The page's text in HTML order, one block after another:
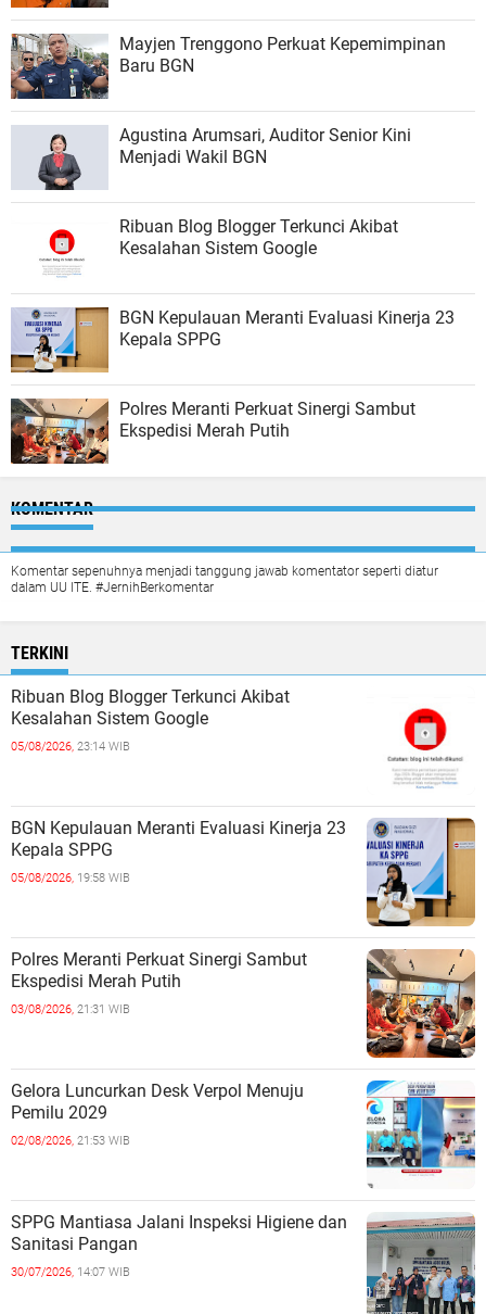
Mayjen Trenggono Perkuat Kepemimpinan
Baru BGN
Agustina Arumsari, Auditor Senior Kini
Menjadi Wakil BGN
Ribuan Blog Blogger Terkunci Akibat
Kesalahan Sistem Google
BGN Kepulauan Meranti Evaluasi Kinerja 23
Kepala SPPG
Polres Meranti Perkuat Sinergi Sambut
Ekspedisi Merah Putih
KOMENTAR
Komentar sepenuhnya menjadi tanggung jawab komentator seperti diatur
dalam UU ITE. #JernihBerkomentar
TERKINI
Ribuan Blog Blogger Terkunci Akibat
Kesalahan Sistem Google
05/08/2026, 23:14 WIB
BGN Kepulauan Meranti Evaluasi Kinerja 23
Kepala SPPG
05/08/2026, 19:58 WIB
Polres Meranti Perkuat Sinergi Sambut
Ekspedisi Merah Putih
03/08/2026, 21:31 WIB
Gelora Luncurkan Desk Verpol Menuju
Pemilu 2029
02/08/2026, 21:53 WIB
SPPG Mantiasa Jalani Inspeksi Higiene dan
Sanitasi Pangan
30/07/2026, 14:07 WIB